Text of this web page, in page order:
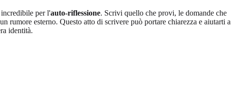
per l'auto-riflessione. Scrivi quello che provi, le domande che
rumore esterno. Questo atto di scrivere può portare chiarezza e aiutarti a
identità.